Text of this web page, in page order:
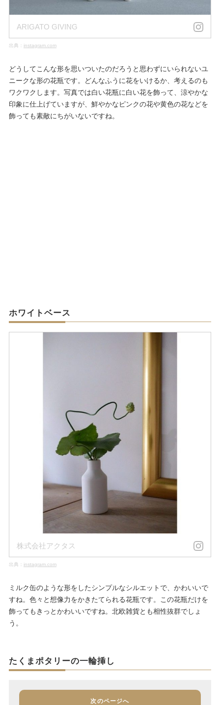
ARIGATO GIVING
出典： instagram.com
どうしてこんな形を思いついたのだろうと思わずにいられないユ
ニークな形の花瓶です。どんなふうに花をいけるか、考えるのも
ワクワクします。写真では白い花瓶に白い花を飾って、涼やかな
印象に仕上げていますが、鮮やかなピンクの花や黄色の花などを
飾っても素敵にちがいないですね。
ホワイトベース
株式会社アクタス
出典： instagram.com
ミルク缶のような形をしたシンプルなシルエットで、かわいいで
すね。色々と想像力をかきたてられる花瓶です。この花瓶だけを
飾ってもきっとかわいいですね。北欧雑貨とも相性抜群でしょ
う。
たくまポタリーの一輪挿し
次のページへ